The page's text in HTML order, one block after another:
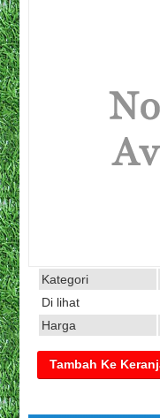
Kategori
Di lihat
Harga